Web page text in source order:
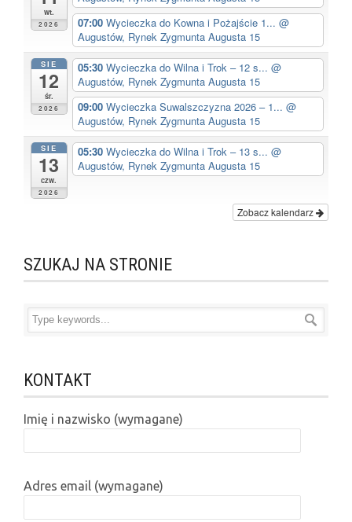
wt.
2026
07:00 Wycieczka do Kowna i Pożajście 1... @
Augustów, Rynek Zygmunta Augusta 15
SIE
12
śr.
2026
05:30 Wycieczka do Wilna i Trok – 12 s... @
Augustów, Rynek Zygmunta Augusta 15
09:00 Wycieczka Suwalszczyzna 2026 – 1... @
Augustów, Rynek Zygmunta Augusta 15
SIE
13
czw.
2026
05:30 Wycieczka do Wilna i Trok – 13 s... @
Augustów, Rynek Zygmunta Augusta 15
Zobacz kalendarz
SZUKAJ NA STRONIE
KONTAKT
Imię i nazwisko (wymagane)
Adres email (wymagane)